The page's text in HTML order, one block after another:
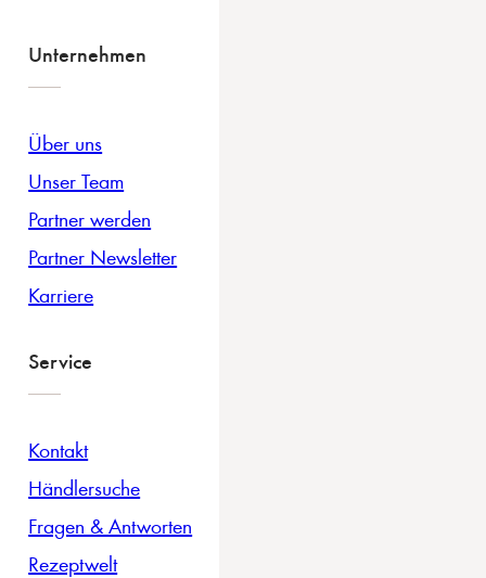
Unternehmen
Über uns
Unser Team
Partner werden
Partner Newsletter
Karriere
Service
Kontakt
Händlersuche
Fragen & Antworten
Rezeptwelt